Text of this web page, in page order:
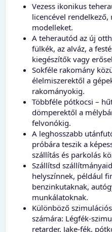
Vezess ikonikus
licencével
modelleket.​
A teherautód az új
fülkék, az alváz, a
kiegészítők vagy
Sokféle rakomány
élelmiszerektől a
rakományokig.​
Többféle pótkocsi –
dömperektől a
felvonókig.​
A leghosszabb
próbára teszik a
szállítás és parkolás
Szállítsd
helyszínnek, például
benzinkutaknak,
munkálatoknak.​
Különböző
számára: Légfék-
retarder, Jake-fék,